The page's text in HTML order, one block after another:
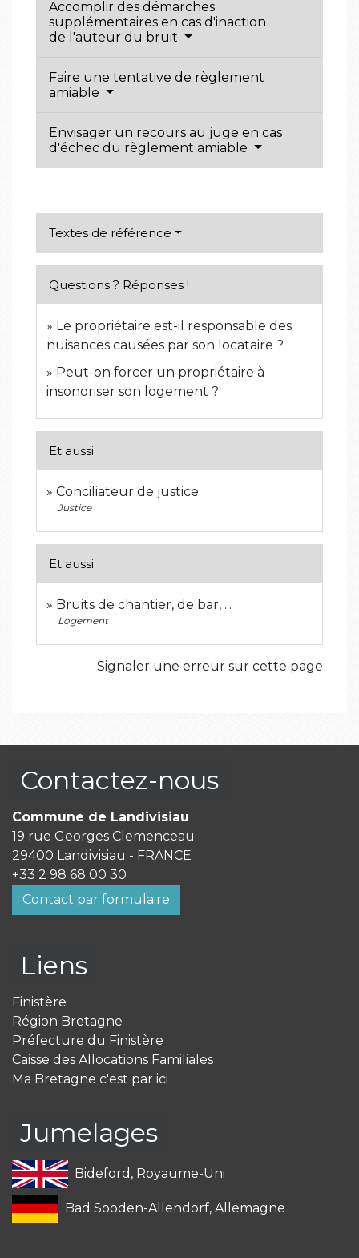
Accomplir des démarches
supplémentaires en cas d'inaction
de l'auteur du bruit
Faire une tentative de règlement
amiable
Envisager un recours au juge en cas
d'échec du règlement amiable
Textes de référence
Questions ? Réponses !
Le propriétaire est-il responsable des
nuisances causées par son locataire ?
Peut-on forcer un propriétaire à
insonoriser son logement ?
Et aussi
Conciliateur de justice
Justice
Et aussi
Bruits de chantier, de bar, ...
Logement
Signaler une erreur sur cette page
Contactez-nous
Commune de Landivisiau
19 rue Georges Clemenceau
29400 Landivisiau - FRANCE
+33 2 98 68 00 30
Contact par formulaire
Liens
Finistère
Région Bretagne
Préfecture du Finistère
Caisse des Allocations Familiales
Ma Bretagne c'est par ici
Jumelages
Bideford, Royaume-Uni
Bad Sooden-Allendorf, Allemagne